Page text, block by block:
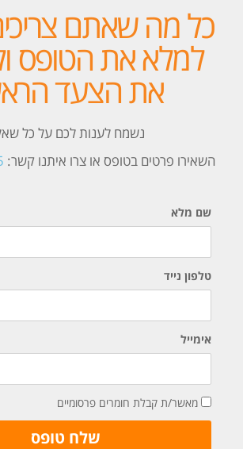
כל מה שאתם
למלא את הטופס
את הצעד
נשמח לענות לכם על כל
השאירו פרטים בטופס או צרו איתנו קשר:
שם מלא
טלפון נייד
אימייל
מאשר/ת קבלת חומרים פרסומיים
שלח טופס